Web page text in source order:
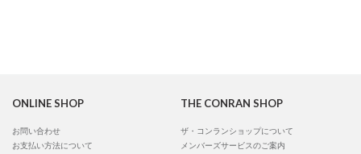
ONLINE SHOP
お問い合わせ
お支払い方法について
THE CONRAN SHOP
ザ・コンランショップについて
メンバーズサービスのご案内